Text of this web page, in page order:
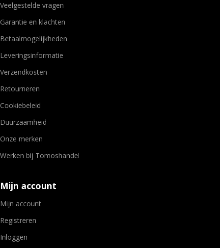
Veelgestelde vragen
Garantie en klachten
Betaalmogelijkheden
Leveringsinformatie
Verzendkosten
Retourneren
Cookiebeleid
Duurzaamheid
Onze merken
Werken bij Tomoshandel
Mijn account
Mijn account
Registreren
Inloggen